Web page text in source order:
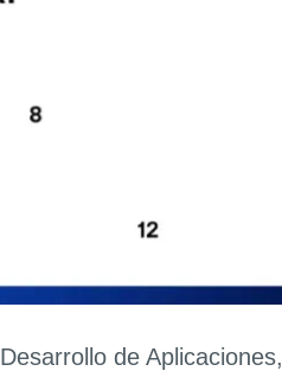
Desarrollo de Aplicaciones,